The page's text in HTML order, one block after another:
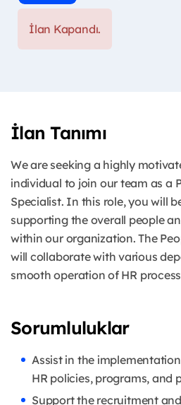
İlan Kapandı.
İlan Tanımı
We are seeking a highly
individual to join our team as a
Specialist. In this role, you will
supporting the overall people
within our organization. The
will collaborate with various
smooth operation of HR
Sorumluluklar
Assist in the
HR policies, programs, and
Support the recruitment